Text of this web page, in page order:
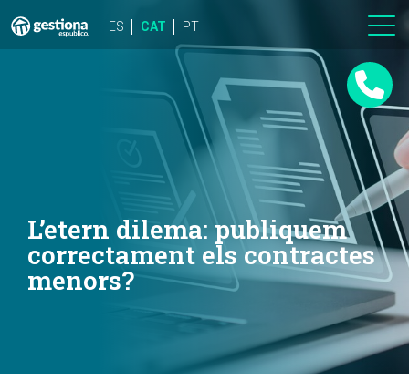
ES CAT PT
L’etern dilema: publiquem
correctament els contractes
menors?